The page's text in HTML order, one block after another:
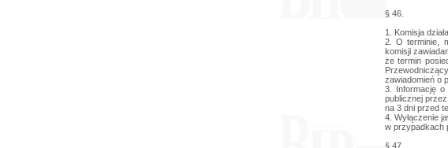
§ 46.
1. Komisja
2. O terminie,
komisji
że termin
zawiadomień o
3. Informację o
publicznej
na 3 dni przed
4. Wyłączenie
w przypadkach
§ 47.